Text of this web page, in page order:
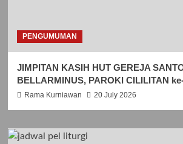
PENGUMUMAN
JIMPITAN KASIH HUT GEREJA
BELLARMINUS, PAROKI CILILITAN
Rama Kurniawan 20 July 2026